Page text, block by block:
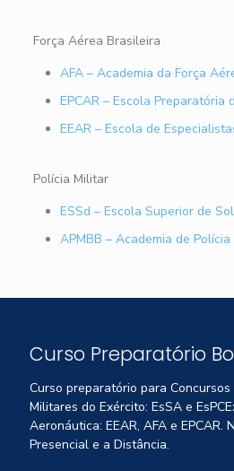
Força Aérea Brasileira
AFA – Academia da Força
EPCAR – Escola Preparatória
EEAR – Escola de
Polícia Militar
ESSd – Escola Superior de
APMBB – Academia de
Curso Preparatório
Curso preparatório para Concursos
Militares do Exército: EsSA e
Aeronáutica: EEAR, AFA e EPCAR.
Presencial e a Distância.